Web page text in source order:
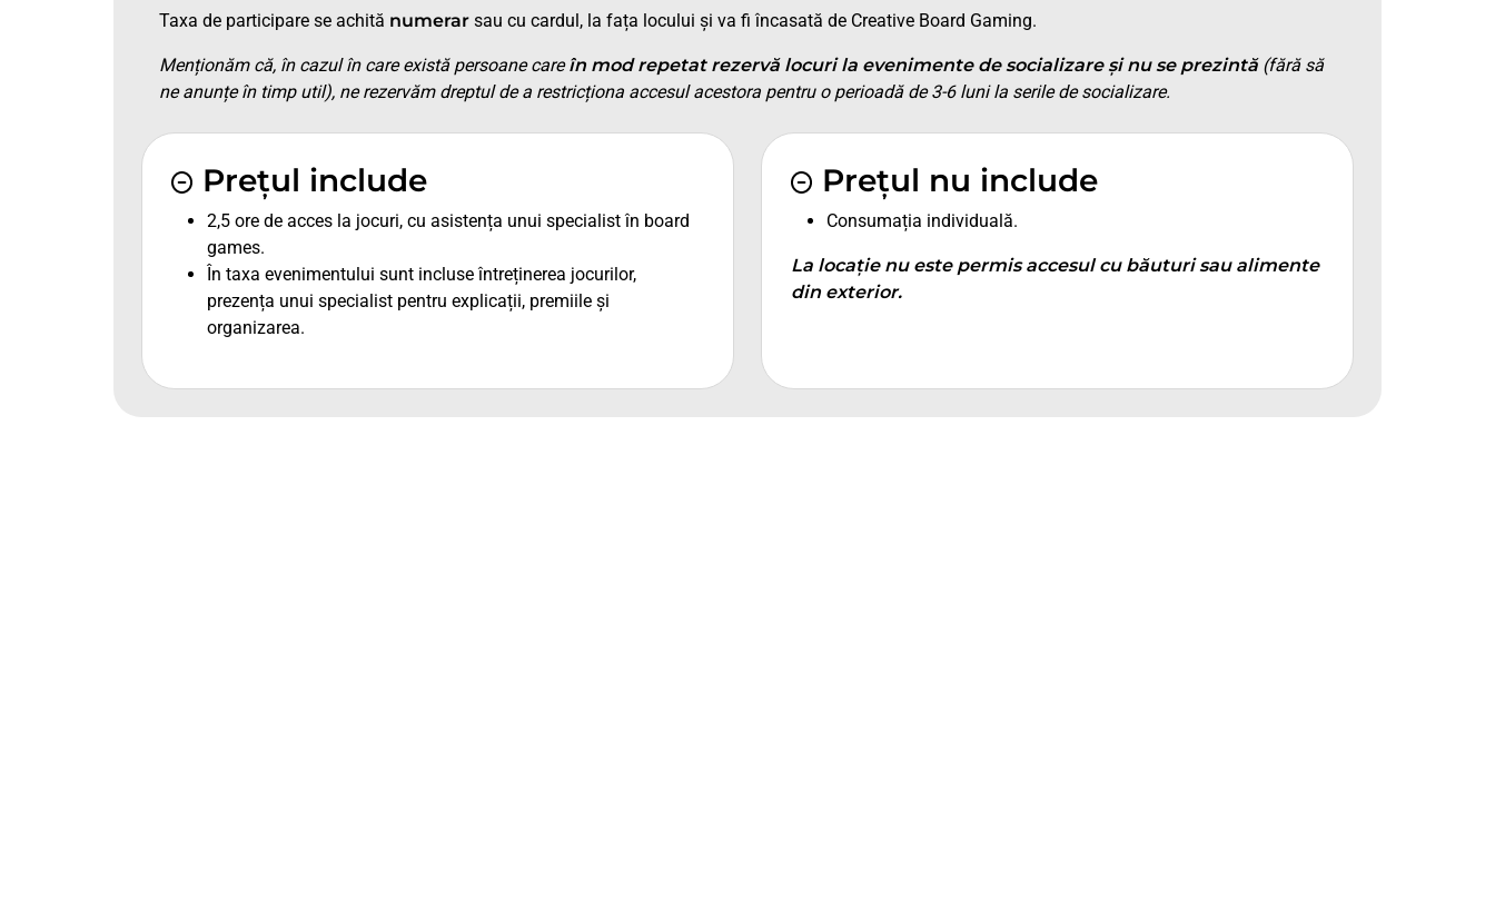
Taxa de participare se achită numerar sau cu cardul, la fața locului și va fi încasată de Creative Board Gaming.
Menționăm că, în cazul în care există persoane careîn mod repetat rezervă locuri la evenimente de socializare și nu se prezintă(fără să
ne anunțe în timp util), ne rezervăm dreptul de a restricționa accesul acestora pentru o perioadă de 3-6 luni la serile de socializare.
Prețul include
2,5 ore de acces la jocuri, cu asistența unui specialist în board
games.
În taxa evenimentului sunt incluse întreținerea jocurilor,
prezența unui specialist pentru explicații, premiile și
organizarea.
Prețul nu include
Consumația individuală.
La locație nu este permis accesul cu băuturi sau alimente
din exterior.